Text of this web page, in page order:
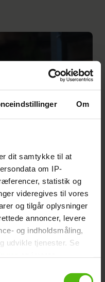
Om
dit samtykke til at
om IP-
statistik og
videregives til vores
og tilgår oplysninger
annoncer, levere
og indholdsmåling,
udvikle tjenester. Se
vores
tager